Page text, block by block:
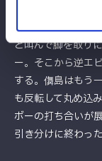
かわしてヒザ十字
め上げると、儛島
と叫んで脚を取り
ー。そこから逆エ
する。儛島はもう
も反転して丸め込
ボーの打ち合いが
引き分けに終わった